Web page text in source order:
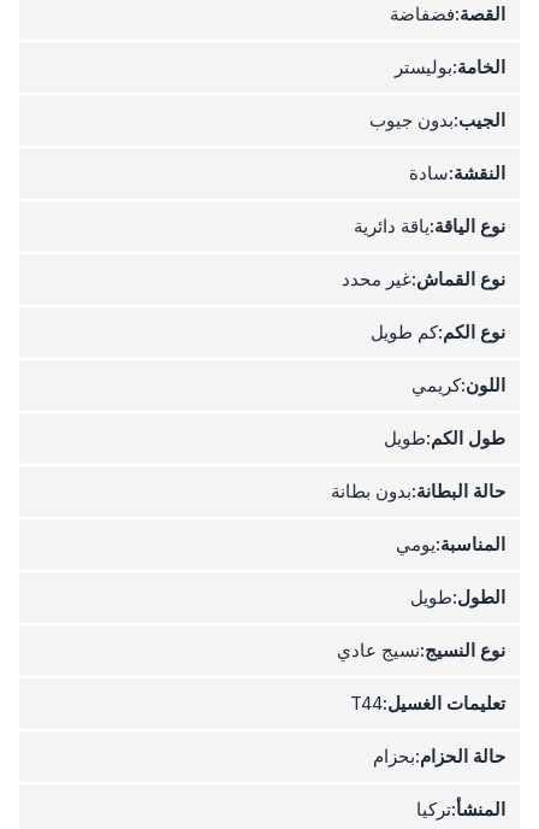
القصة:فضفاضة
الخامة:بوليستر
الجيب:بدون جيوب
النقشة:سادة
نوع الياقة:ياقة دائرية
نوع القماش:غير محدد
نوع الكم:كم طويل
اللون:كريمي
طول الكم:طويل
حالة البطانة:بدون بطانة
المناسبة:يومي
الطول:طويل
نوع النسيج:نسيج عادي
تعليمات الغسيل:T44
حالة الحزام:بحزام
المنشأ:تركيا